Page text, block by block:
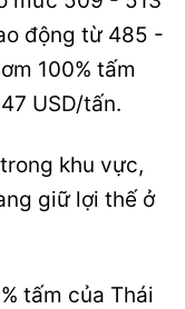
động từ 485 -
100% tấm
USD/tấn.
khu vực,
giữ lợi thế ở
tấm của Thái